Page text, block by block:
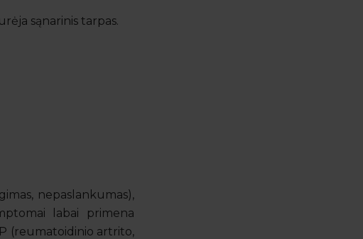
sąnarinis tarpas.
nepaslankumas),
labai primena
(reumatoidinio artrito,